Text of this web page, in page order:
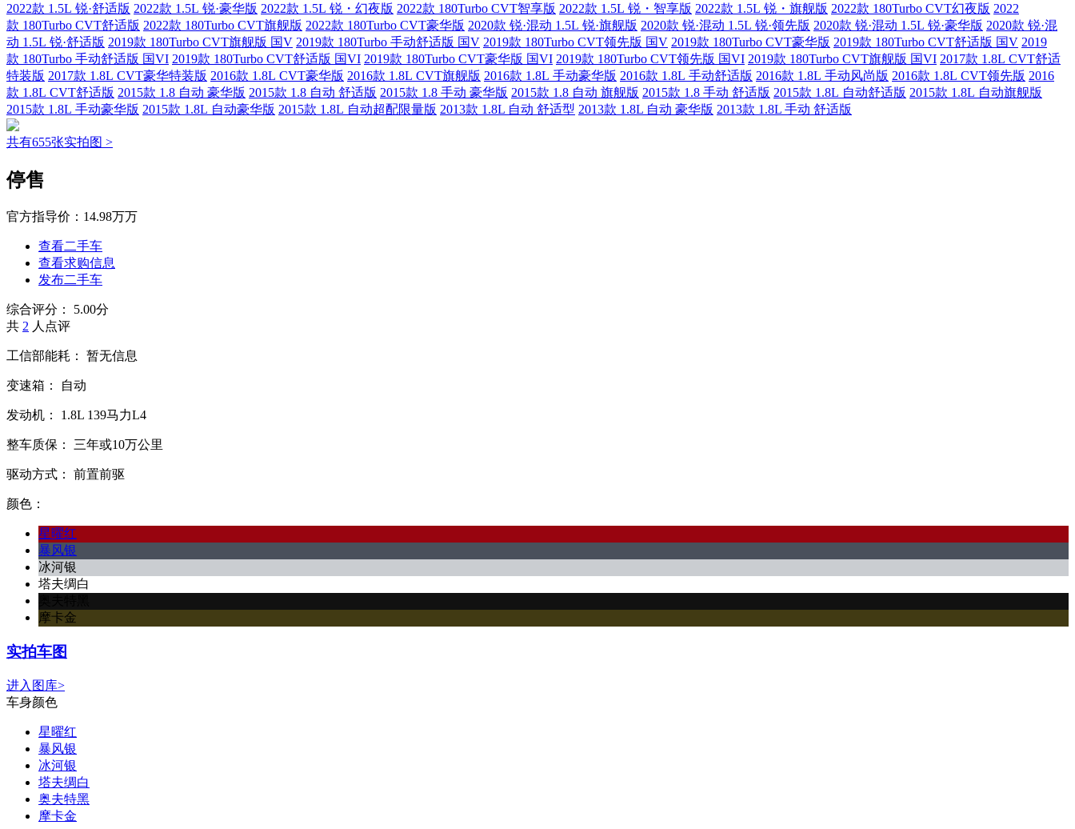
2022款 1.5L 锐·舒适版 2022款 1.5L 锐·豪华版 2022款 1.5L 锐・幻夜版 2022款 180Turbo CVT智享版 2022款 1.5L 锐・智享版 2022款 1.5L 锐・旗舰版 2022款 180Turbo CVT幻夜版 2022
款 180Turbo CVT舒适版 2022款 180Turbo CVT旗舰版 2022款 180Turbo CVT豪华版 2020款 锐·混动 1.5L 锐·旗舰版 2020款 锐·混动 1.5L 锐·领先版 2020款 锐·混动 1.5L 锐·豪华版 2020款 锐·混
动 1.5L 锐·舒适版 2019款 180Turbo CVT旗舰版 国V 2019款 180Turbo 手动舒适版 国V 2019款 180Turbo CVT领先版 国V 2019款 180Turbo CVT豪华版 2019款 180Turbo CVT舒适版 国V 2019
款 180Turbo 手动舒适版 国VI 2019款 180Turbo CVT舒适版 国VI 2019款 180Turbo CVT豪华版 国VI 2019款 180Turbo CVT领先版 国VI 2019款 180Turbo CVT旗舰版 国VI 2017款 1.8L CVT舒适
特装版 2017款 1.8L CVT豪华特装版 2016款 1.8L CVT豪华版 2016款 1.8L CVT旗舰版 2016款 1.8L 手动豪华版 2016款 1.8L 手动舒适版 2016款 1.8L 手动风尚版 2016款 1.8L CVT领先版 2016
款 1.8L CVT舒适版 2015款 1.8 自动 豪华版 2015款 1.8 自动 舒适版 2015款 1.8 手动 豪华版 2015款 1.8 自动 旗舰版 2015款 1.8 手动 舒适版 2015款 1.8L 自动舒适版 2015款 1.8L 自动旗舰版
2015款 1.8L 手动豪华版 2015款 1.8L 自动豪华版 2015款 1.8L 自动超配限量版 2013款 1.8L 自动 舒适型 2013款 1.8L 自动 豪华版 2013款 1.8L 手动 舒适版
共有655张实拍图 >
停售
官方指导价： 14.98万万
查看二手车
查看求购信息
发布二手车
综合评分：
5.00分
共 2 人点评
工信部能耗： 暂无信息
变速箱： 自动
发动机： 1.8L 139马力L4
整车质保： 三年或10万公里
驱动方式： 前置前驱
颜色：
星曜红
暴风银
冰河银
塔夫绸白
摩卡金
实拍车图
进入图库>
车身颜色
星曜红
暴风银
冰河银
塔夫绸白
奥夫特黑
摩卡金